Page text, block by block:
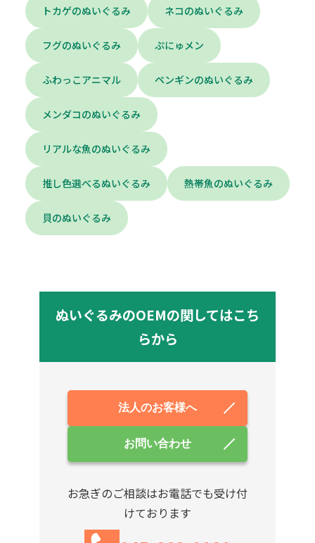
トカゲのぬいぐるみ ネコのぬいぐるみ
フグのぬいぐるみ ぷにゅメン
ふわっこアニマル ペンギンのぬいぐるみ
メンダコのぬいぐるみ
リアルな魚のぬいぐるみ
推し色選べるぬいぐるみ 熱帯魚のぬいぐるみ
貝のぬいぐるみ
ぬいぐるみのOEMの関してはこち
らから
法人のお客様へ
お問い合わせ
お急ぎのご相談はお電話でも受け付
けております